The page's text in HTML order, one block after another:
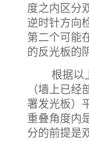
度之内区分
逆时针方向
第二个可能
的反光板的
根据以上
（墙上已
署发光板）
重叠角度内
分的前提是